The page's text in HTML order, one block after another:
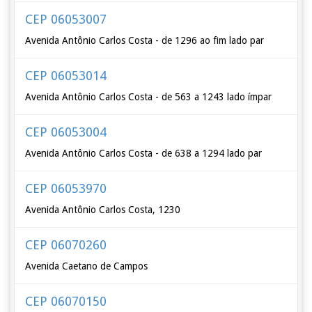
CEP 06053007
Avenida Antônio Carlos Costa - de 1296 ao fim lado par
CEP 06053014
Avenida Antônio Carlos Costa - de 563 a 1243 lado ímpar
CEP 06053004
Avenida Antônio Carlos Costa - de 638 a 1294 lado par
CEP 06053970
Avenida Antônio Carlos Costa, 1230
CEP 06070260
Avenida Caetano de Campos
CEP 06070150